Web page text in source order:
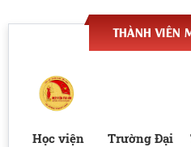
THÀNH VIÊN
Học viện
Trường Đại